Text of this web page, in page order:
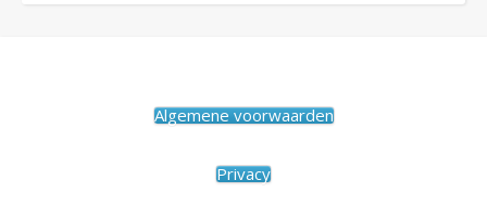
Algemene voorwaarden
Privacy